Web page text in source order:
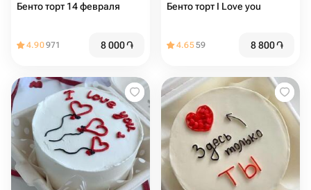
Бенто торт 14 февраля
4.90971 8 000֏
Бенто торт I Love you
4.6559 8 800֏